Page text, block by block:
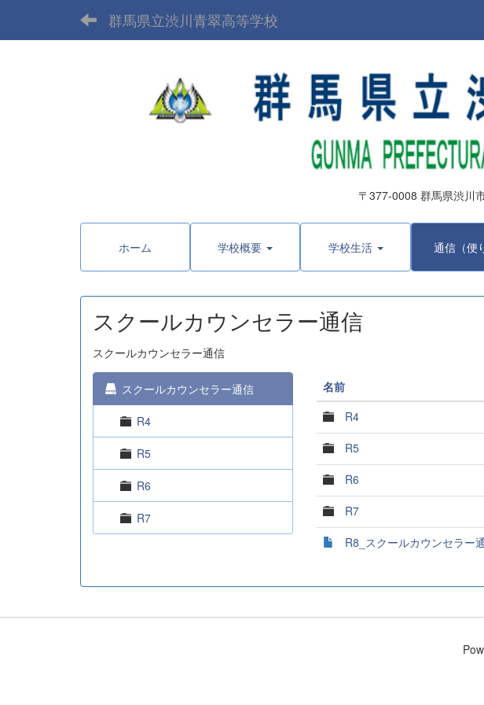
群馬県立渋川青翠高等学校
〒377-0008 群馬県渋川市渋
ホーム 学校概要 学校生活 通信（便
スクールカウンセラー通信
スクールカウンセラー通信
スクールカウンセラー通信
R4
R5
R6
R7
名前
R4
R5
R6
R7
R8_スクールカウンセラー